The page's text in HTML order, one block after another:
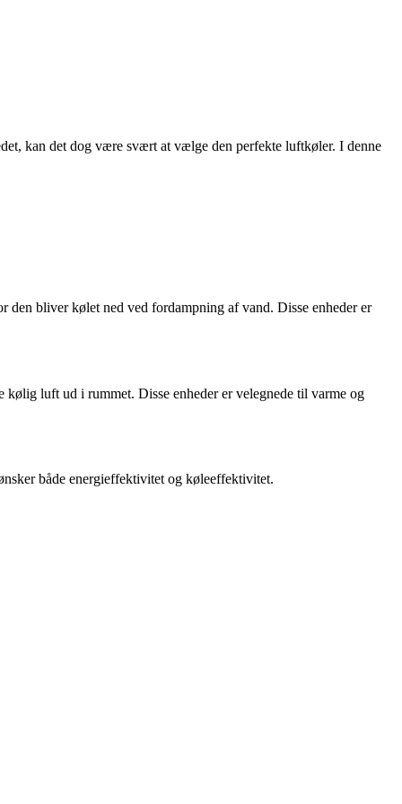
kan det dog være svært at vælge den perfekte luftkøler. I denne
bliver kølet ned ved fordampning af vand. Disse enheder er
luft ud i rummet. Disse enheder er velegnede til varme og
både energieffektivitet og køleeffektivitet.